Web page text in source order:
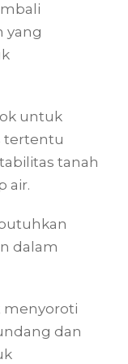
yang
untuk
tertentu
tanah
air.
dalam
menyoroti
dan